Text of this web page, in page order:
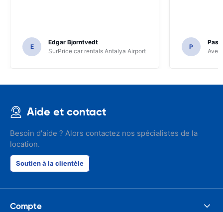
E
Edgar Bjorntvedt
SurPrice car rentals Antalya Airport
P
Avec
Aide et contact
Besoin d'aide ? Alors contactez nos spécialistes de la
location.
Soutien à la clientèle
Compte